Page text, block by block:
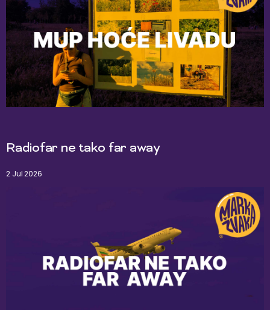
Radiofar ne tako far away
2 Jul 2026